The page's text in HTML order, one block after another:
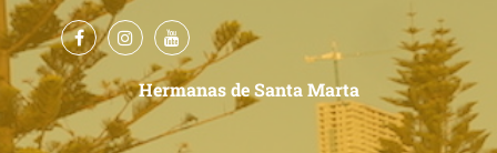
Hermanas de Santa Marta